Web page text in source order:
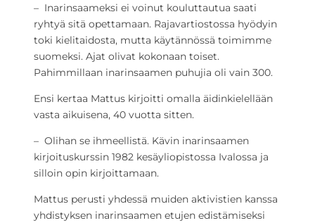
– Inarinsaameksi ei voinut kouluttautua saati
ryhtyä sitä opettamaan. Rajavartiostossa hyödyin
toki kielitaidosta, mutta käytännössä toimimme
suomeksi. Ajat olivat kokonaan toiset.
Pahimmillaan inarinsaamen puhujia oli vain 300.
Ensi kertaa Mattus kirjoitti omalla äidinkielellään
vasta aikuisena, 40 vuotta sitten.
– Olihan se ihmeellistä. Kävin inarinsaamen
kirjoituskurssin 1982 kesäyliopistossa Ivalossa ja
silloin opin kirjoittamaan.
Mattus perusti yhdessä muiden aktivistien kanssa
yhdistyksen inarinsaamen etujen edistämiseksi